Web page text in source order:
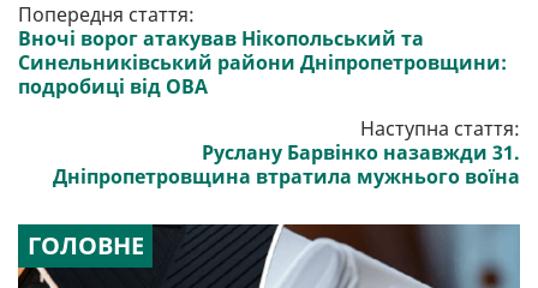
Попередня стаття:
Вночі ворог атакував Нікопольський та
Синельниківський райони Дніпропетровщини:
подробиці від ОВА
Наступна стаття:
Руслану Барвінко назавжди 31.
Дніпропетровщина втратила мужнього воїна
ГОЛОВНЕ